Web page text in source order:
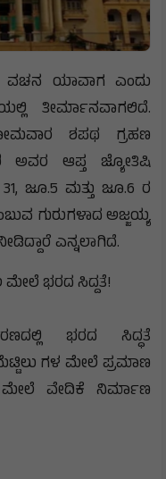
ವಚನ ಯಾವಾಗ ಎಂದು
ತೀರ್ಮಾನವಾಗಲಿದೆ.
ಶಪಥ ಗ್ರಹಣ
ಅವರ ಆಪ್ತ ಜ್ಯೋತಿಷಿ
ಜೂ.5 ಮತ್ತು ಜೂ.6 ರ
ಗುರುಗಳಾದ ಅಜ್ಜಯ್ಯ
ಎನ್ನಲಾಗಿದೆ.
ಭರದ ಸಿದ್ದತೆ!
ಭರದ ಸಿದ್ಧತೆ
ಗಳ ಮೇಲೆ ಪ್ರಮಾಣ
ಮೇಲೆ ವೇದಿಕೆ ನಿರ್ಮಾಣ